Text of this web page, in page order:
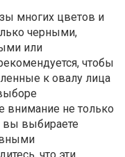
многих цветов и
черными,
или
чтобы
к овалу лица
внимание не только
вы выбираете